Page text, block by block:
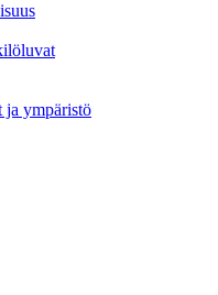
ja ympäristö